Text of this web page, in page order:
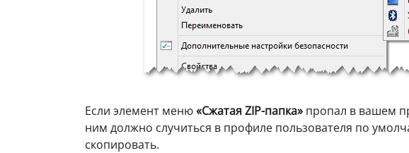
Если элемент меню«Сжатая ZIP-папка» пропал в вашем
ним должно случиться в профиле пользователя по
скопировать.